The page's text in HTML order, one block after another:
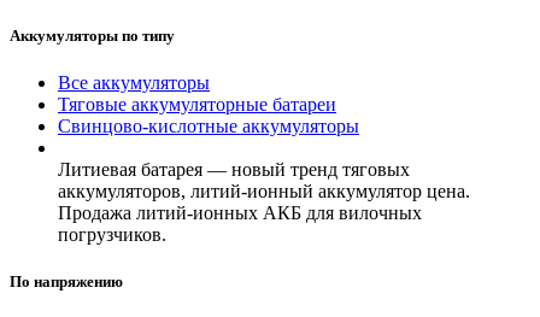
Аккумуляторы по типу
Все аккумуляторы
Тяговые аккумуляторные батареи
Свинцово-кислотные аккумуляторы
Литиевая батарея — новый тренд тяговых
аккумуляторов, литий-ионный аккумулятор цена.
Продажа литий-ионных АКБ для вилочных
погрузчиков.
По напряжению